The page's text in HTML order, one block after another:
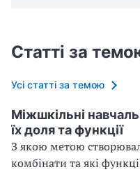
Статті за
Усі статті за темою
Міжшкільні
їх доля та функції
З якою метою
комбінати та які